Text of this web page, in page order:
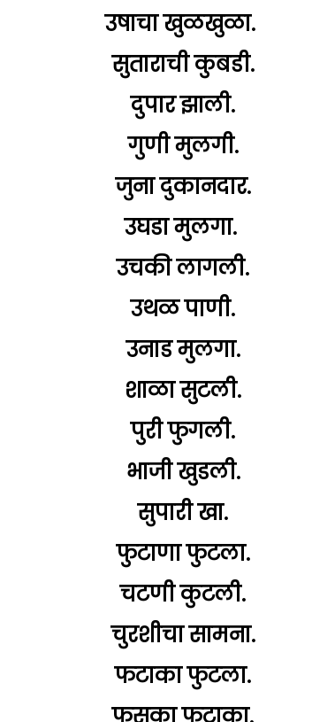
उषाचा खुळखुळा.
सुताराची कुबडी.
दुपार झाली.
गुणी मुलगी.
जुना दुकानदार.
उघडा मुलगा.
उचकी लागली.
उथळ पाणी.
उनाड मुलगा.
शाळा सुटली.
पुरी फुगली.
भाजी खुडली.
सुपारी खा.
फुटाणा फुटला.
चटणी कुटली.
चुरशीचा सामना.
फटाका फुटला.
फुसका फटाका.